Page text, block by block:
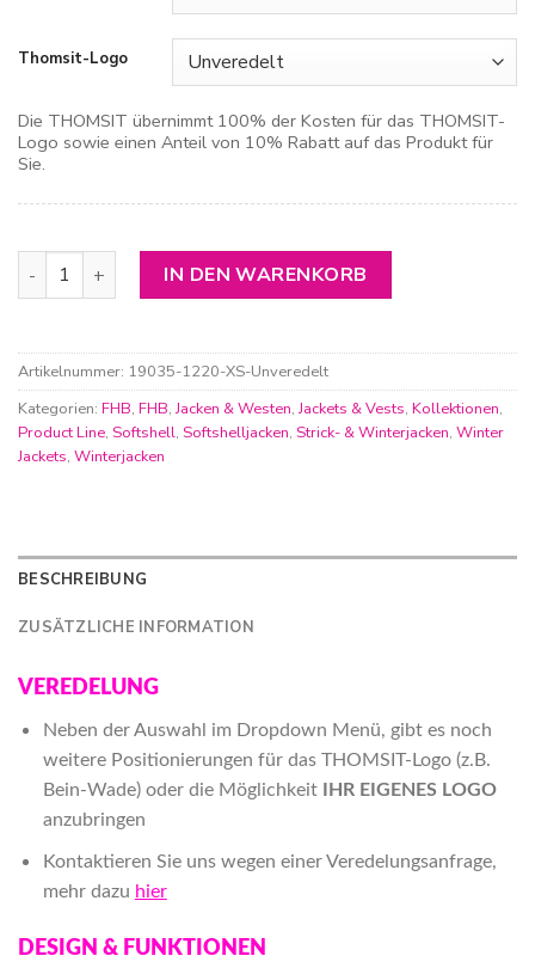
Thomsit-Logo
Die THOMSIT übernimmt 100% der Kosten für das THOMSIT-
Logo sowie einen Anteil von 10% Rabatt auf das Produkt für
Sie.
FHB Winterjacke Lars MengeIN DEN WARENKORB
Artikelnummer: 19035-1220-XS-Unveredelt
Kategorien: FHB, FHB,Jacken & Westen,Jackets & Vests, Kollektionen,
Product Line, Softshell, Softshelljacken, Strick- & Winterjacken, Winter
Jackets, Winterjacken
BESCHREIBUNG
ZUSÄTZLICHE INFORMATION
VEREDELUNG
Neben der Auswahl im Dropdown Menü, gibt es noch
weitere Positionierungen für das THOMSIT-Logo (z.B.
Bein-Wade) oder die Möglichkeit
IHR EIGENES LOGO
anzubringen
Kontaktieren Sie uns wegen einer Veredelungsanfrage,
mehr dazu hier
DESIGN & FUNKTIONEN